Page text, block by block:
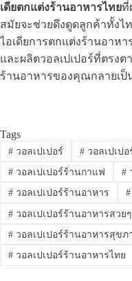
เดียตกแต่งร้านอาหารไทยที่
สมัยจะช่วยดึงดูดลูกค้าทั้ง
ไอเดียการตกแต่งร้านอาหา
และผลิตวอลเปเปอร์ที่ตรง
ร้านอาหารของคุณกลายเป็
Tags
#วอลเปเปอร์ #วอลเปเปอ
#วอลเปเปอร์ร้านกาแฟ #
#วอลเปเปอร์ร้านอาหาร #
#วอลเปเปอร์ร้านอาหารสวยๆ
#วอลเปเปอร์ร้านอาหารสุขภ
#วอลเปเปอร์ร้านอาหารไทย